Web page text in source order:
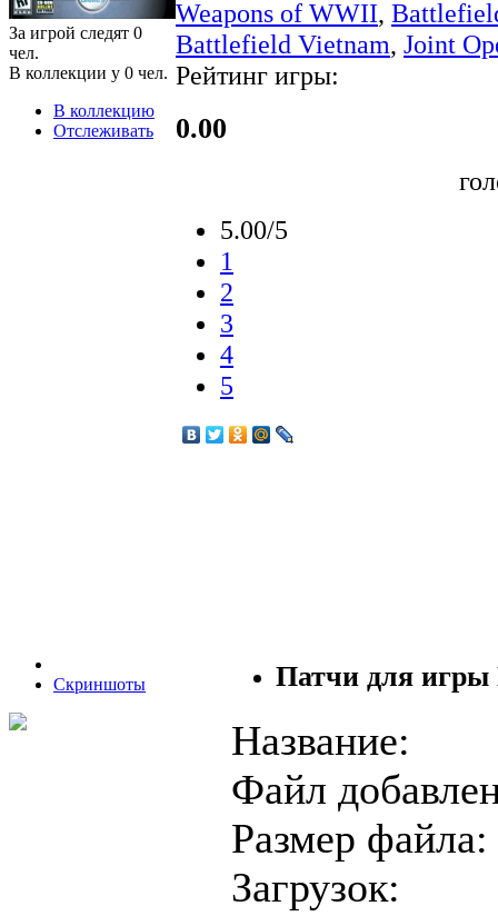
За игрой следят 0
чел.
В коллекции у 0 чел.
В коллекцию
Отслеживать
Weapons of WWII,
Battlefield Vietnam, Joint
Рейтинг игры:
0.00
5.00/5
1
2
3
4
5
Скриншоты Патчи для игры
Название:
Файл
Размер файла:
Загрузок: